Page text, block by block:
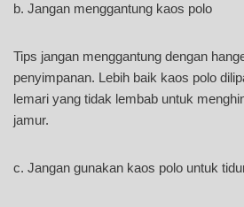
b. Jangan menggantung kaos polo
Tips jangan menggantung dengan
penyimpanan. Lebih baik kaos polo
lemari yang tidak lembab untuk
jamur.
c. Jangan gunakan kaos polo untuk